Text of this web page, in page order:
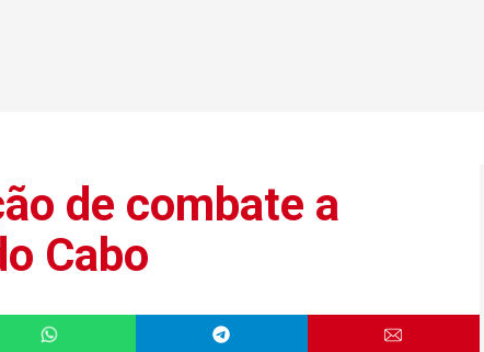
de combate a
Cabo